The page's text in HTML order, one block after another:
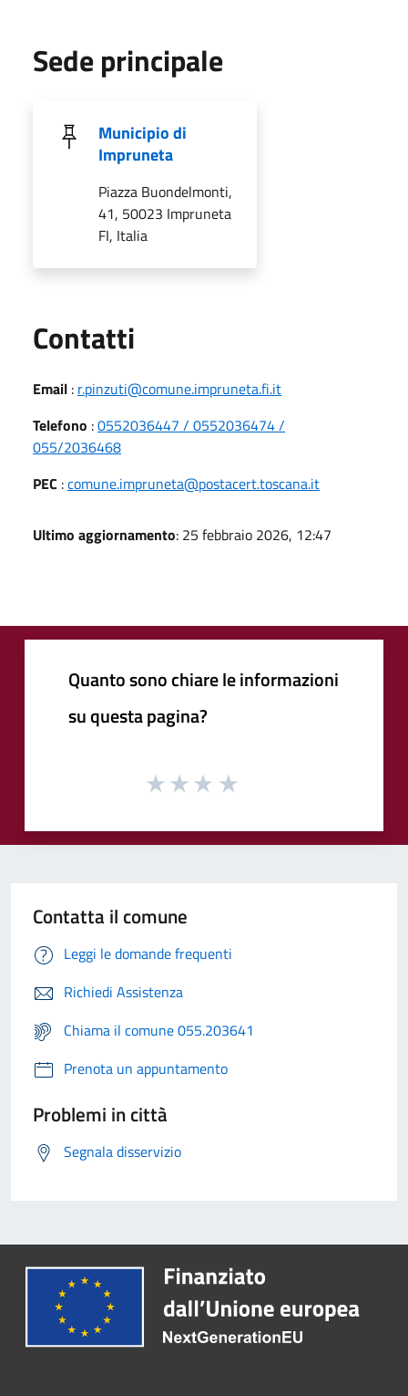
Sede principale
Municipio di
Impruneta
Piazza Buondelmonti,
41, 50023 Impruneta
FI, Italia
Contatti
Email : r.pinzuti@comune.impruneta.fi.it
Telefono :0552036447 / 0552036474 /
055/2036468
PEC :comune.impruneta@postacert.toscana.it
Ultimo aggiornamento: 25 febbraio 2026, 12:47
Quanto sono chiare le informazioni
su questa pagina?
Contatta il comune
Leggi le domande frequenti
Richiedi Assistenza
Chiama il comune 055.203641
Prenota un appuntamento
Problemi in città
Segnala disservizio